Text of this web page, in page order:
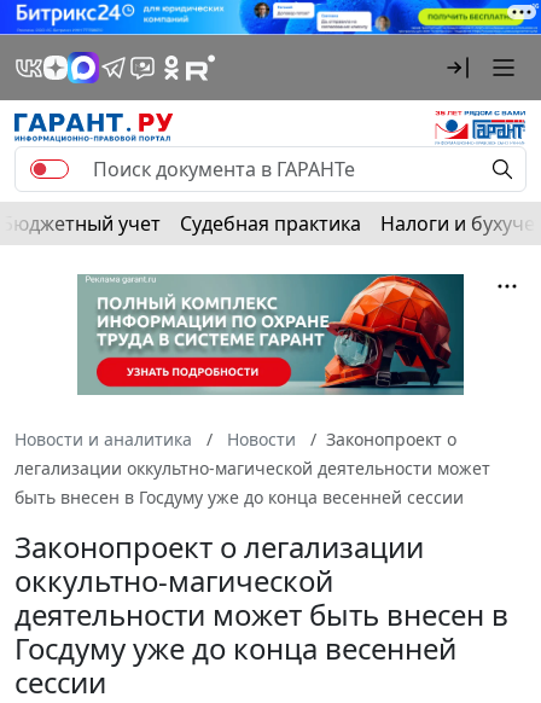
Бюджетный учет Судебная практика Налоги и
Новости и аналитика Новости
Законопроект о
легализации оккультно-магической деятельности может
быть внесен в Госдуму уже до конца весенней сессии
Законопроект о легализации
оккультно-магической
деятельности может быть внесен в
Госдуму уже до конца весенней
сессии